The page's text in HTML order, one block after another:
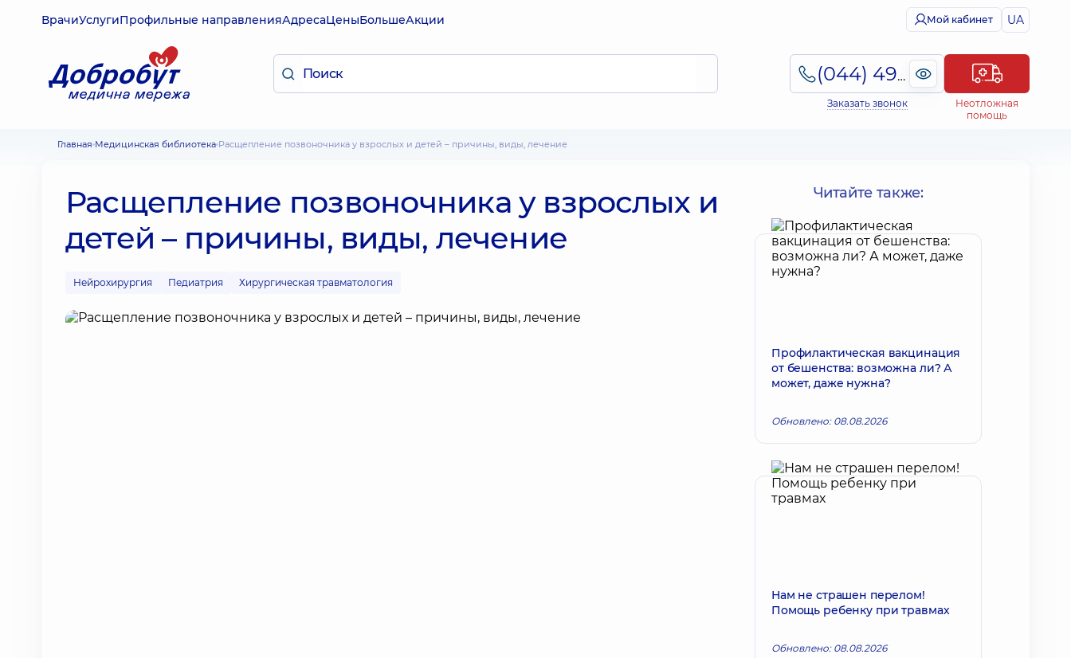
ВрачиУслугиПрофильные направленияАдресаЦеныБольшеАкции Мой кабинет UA
(044) 495-2-888
Заказать звонок
Неотложная
помощь
Главная Медицинская библиотека Расщепление позвоночника у взрослых и детей – причины, виды, лечение
Расщепление позвоночника у взрослых и
детей – причины, виды, лечение
Нейрохирургия Педиатрия Хирургическая травматология
Читайте также:
Профилактическая вакцинация
от бешенства: возможна ли? А
может, даже нужна?
Обновлено: 08.08.2026
Нам не страшен перелом!
Помощь ребенку при травмах
Обновлено: 08.08.2026